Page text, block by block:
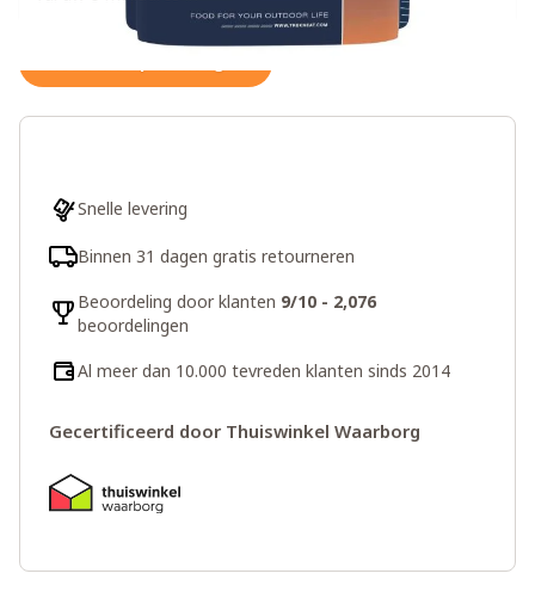
Snelle levering
Binnen 31 dagen gratis retourneren
Beoordeling door klanten 9/10 - 2,076
beoordelingen
Al meer dan 10.000 tevreden klanten sinds 2014
Gecertificeerd door Thuiswinkel Waarborg